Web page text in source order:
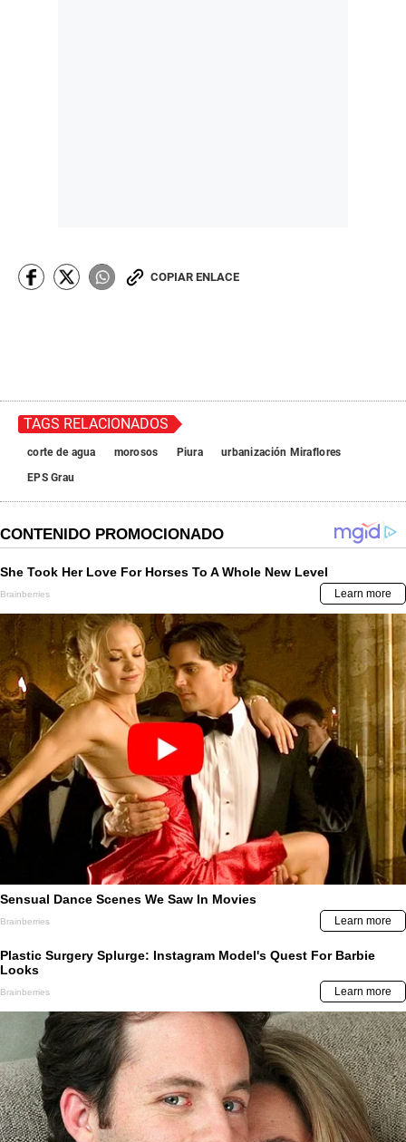
COPIAR ENLACE
TAGS RELACIONADOS
corte de agua morosos Piura
urbanización Miraflores
EPS Grau